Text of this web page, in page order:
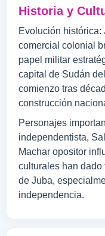
Historia y
Evolución histórica:
comercial colonial
papel militar
capital de Sudán
comienzo tras
construcción
Personajes
independentista,
Machar opositor
culturales han dado
de Juba,
independencia.